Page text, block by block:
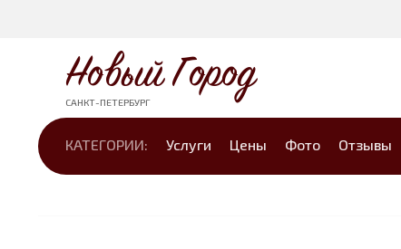
Новый Город
САНКТ-ПЕТЕРБУРГ
КАТЕГОРИИ: Услуги Цены Фото Отзывы